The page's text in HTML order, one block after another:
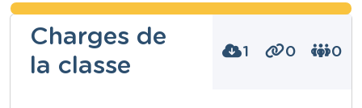
Charges de
la classe
1 0 0